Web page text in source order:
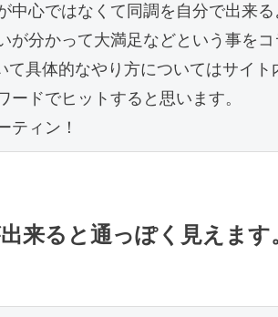
中心ではなくて同調を自分で出来る
が分かって大満足などという事を
て具体的なやり方についてはサイト
ードでヒットすると思います。
ティン！
来ると通っぽく見えます